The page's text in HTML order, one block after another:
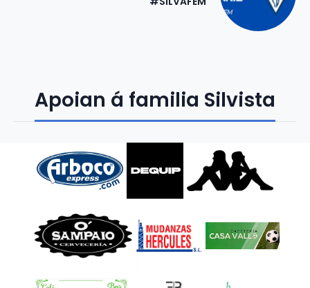
Apoian á familia Silvista